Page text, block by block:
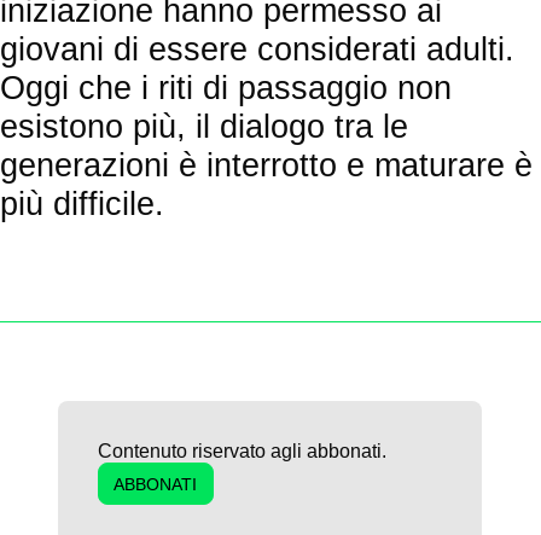
iniziazione hanno permesso ai
giovani di essere considerati adulti.
Oggi che i riti di passaggio non
esistono più, il dialogo tra le
generazioni è interrotto e maturare è
più difficile.
Contenuto riservato agli abbonati.
ABBONATI